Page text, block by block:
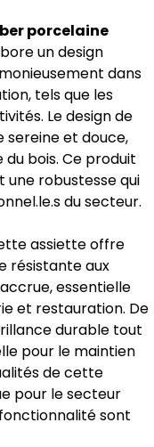
porcelaine
un design
dans
tels que les
Le design de
et douce,
bois. Ce produit
robustesse qui
du secteur.
assiette offre
résistante aux
essentielle
et restauration. De
durable tout
pour le maintien
de cette
pour le secteur
sont